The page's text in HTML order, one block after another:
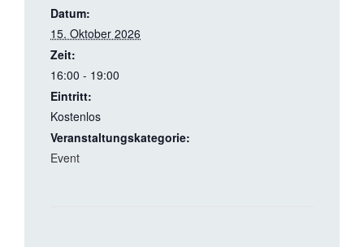
Datum:
15. Oktober 2026
Zeit:
16:00 - 19:00
Eintritt:
Kostenlos
Veranstaltungskategorie:
Event